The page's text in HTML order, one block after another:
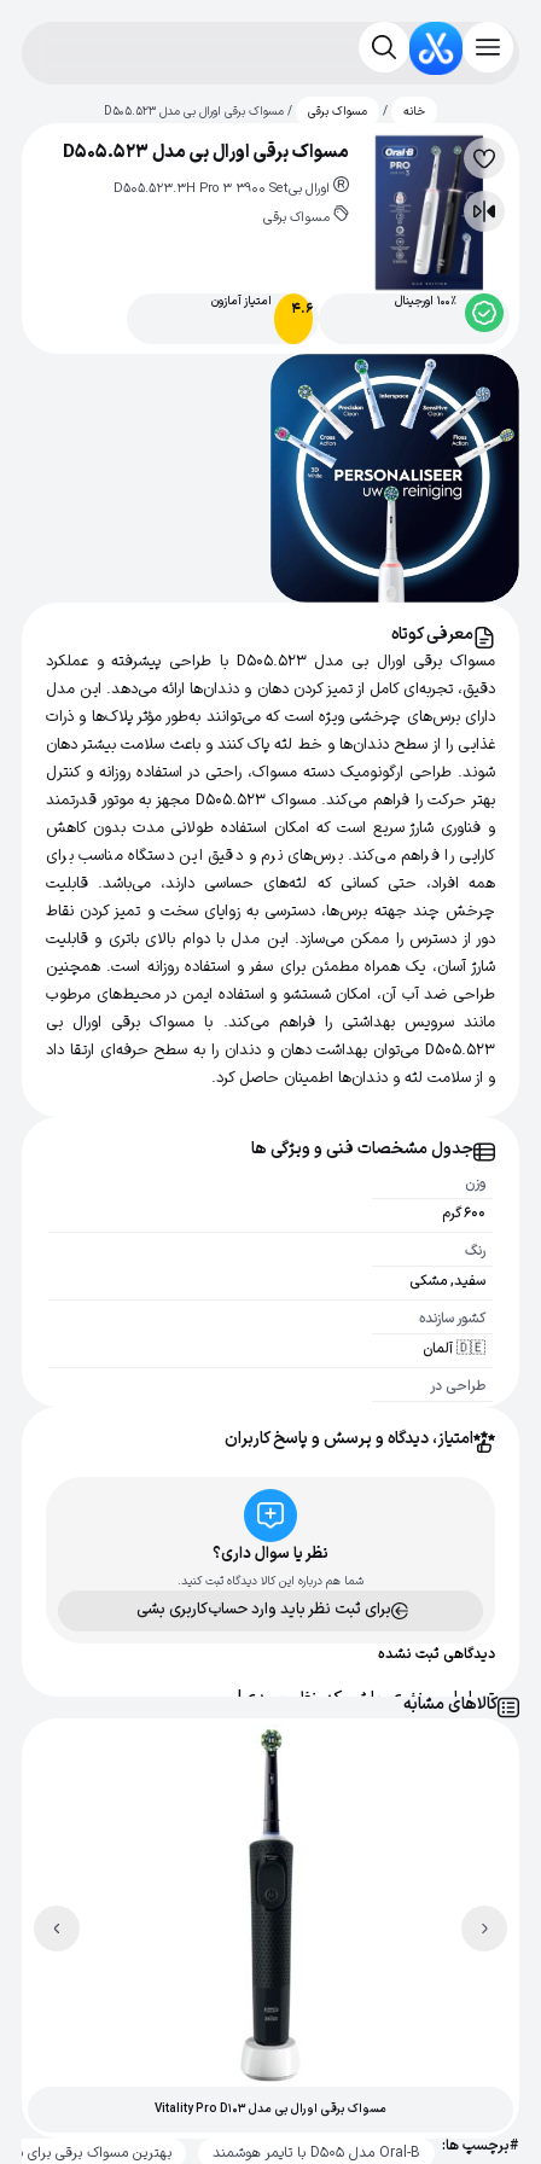
خانه / مسواک برقی / مسواک برقی اورال بی مدل D505.523
لیست
علاقه‌مندی
مقایسه
مسواک برقی اورال بی مدل D505.523
اورال‌ بیD505.523.3H Pro 3 3900 Set
مسواک برقی
100% اورجینال 4.6 امتیاز آمازون
معرفی کوتاه
مسواک برقی اورال بی مدل D505.523 با طراحی پیشرفته و عملکرد
دقیق، تجربه‌ای کامل از تمیز کردن دهان و دندان‌ها ارائه می‌دهد. این مدل
دارای برس‌های چرخشی ویژه است که می‌توانند به‌طور مؤثر پلاک‌ها و ذرات
غذایی را از سطح دندان‌ها و خط لثه پاک کنند و باعث سلامت بیشتر دهان
شوند. طراحی ارگونومیک دسته مسواک، راحتی در استفاده روزانه و کنترل
بهتر حرکت را فراهم می‌کند. مسواک D505.523 مجهز به موتور قدرتمند
و فناوری شارژ سریع است که امکان استفاده طولانی مدت بدون کاهش
کارایی را فراهم می‌کند. برس‌های نرم و دقیق این دستگاه مناسب برای
همه افراد، حتی کسانی که لثه‌های حساسی دارند، می‌باشد. قابلیت
چرخش چند جهته برس‌ها، دسترسی به زوایای سخت و تمیز کردن نقاط
دور از دسترس را ممکن می‌سازد. این مدل با دوام بالای باتری و قابلیت
شارژ آسان، یک همراه مطمئن برای سفر و استفاده روزانه است. همچنین
طراحی ضد آب آن، امکان شستشو و استفاده ایمن در محیط‌های مرطوب
مانند سرویس بهداشتی را فراهم می‌کند. با مسواک برقی اورال بی
D505.523 می‌توان بهداشت دهان و دندان را به سطح حرفه‌ای ارتقا داد
و از سلامت لثه و دندان‌ها اطمینان حاصل کرد.
جدول مشخصات فنی و ویژگی ها
وزن
600 گرم
رنگ
سفید, مشکی
کشور سازنده
🇩🇪 آلمان
طراحی در
تایمر
اصالت کالا
اصل
امتیاز، دیدگاه و پرسش و پاسخ کاربران
نظر یا سوال داری؟
شما هم درباره این کالا دیدگاه ثبت کنید.
برای ثبت نظر باید وارد حساب‌کاربری بشی
دیدگاهی ثبت نشده
تو اولین نفری باش که نظر میدی!
کالاهای مشابه
مسواک برقی اورال بی مدل Vitality Pro D103
#برچسپ ها: Oral-B مدل D505 با تایمر هوشمند بهترین مسواک برقی برای